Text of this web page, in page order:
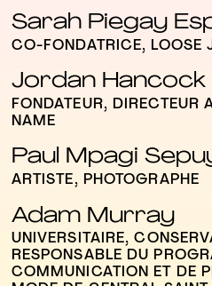
Sarah Piegay
CO-FONDATRICE, LOOSE
Jordan Hancock
FONDATEUR, DIRECTEUR
NAME
Paul Mpagi
ARTISTE, PHOTOGRAPHE
Adam Murray
UNIVERSITAIRE,
RESPONSABLE DU
COMMUNICATION ET DE